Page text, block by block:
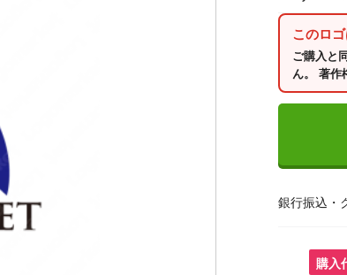
このロ
ご購入と
ん。 著作
銀行振込・
購入